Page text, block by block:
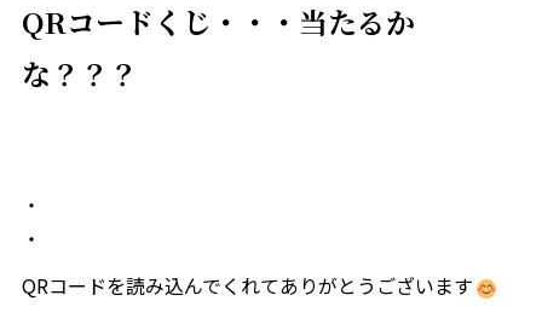
和装
タキシード
施設案内
QRコードくじ・・・当たるか
な？？？
・
・
QRコードを読み込んでくれてありがとうございます